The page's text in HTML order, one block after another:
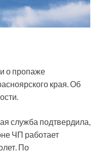
о пропаже
края. Об
служба подтвердила,
ЧП работает
По